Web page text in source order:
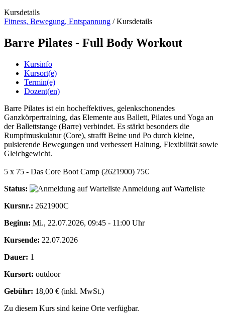
Kursdetails
Fitness, Bewegung, Entspannung /Kursdetails
Barre Pilates - Full Body Workout
Kursinfo
Kursort(e)
Termin(e)
Dozent(en)
Barre Pilates ist ein hocheffektives, gelenkschonendes
Ganzkörpertraining, das Elemente aus Ballett, Pilates und Yoga an
der Ballettstange (Barre) verbindet. Es stärkt besonders die
Rumpfmuskulatur (Core), strafft Beine und Po durch kleine,
pulsierende Bewegungen und verbessert Haltung, Flexibilität sowie
Gleichgewicht.
5 x 75 - Das Core Boot Camp (2621900) 75€
Status:
Anmeldung auf Warteliste
Kursnr.: 2621900C
Beginn: Mi., 22.07.2026, 09:45 - 11:00 Uhr
Kursende: 22.07.2026
Dauer: 1
Kursort: outdoor
Gebühr: 18,00 € (inkl. MwSt.)
Zu diesem Kurs sind keine Orte verfügbar.